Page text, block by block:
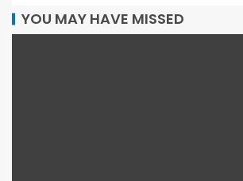
YOU MAY HAVE MISSED